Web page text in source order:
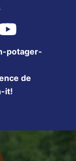
potager-
de
it!